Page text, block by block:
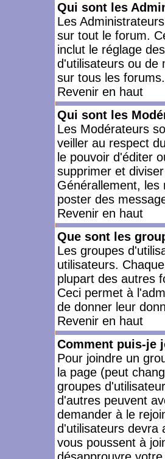
Qui sont les
Les
sur tout le forum.
inclut le réglage
d'utilisateurs ou de
sur tous les forums.
Revenir en haut
Qui sont les
Les Modérateurs
veiller au respect
le pouvoir d'éditer
supprimer et
Générallement,
poster des
Revenir en haut
Que sont les
Les groupes
utilisateurs.
plupart des autres
Ceci permet à
de donner leur
Revenir en haut
Comment puis-je
Pour joindre un
la page (peut
groupes
d'autres peuvent
demander à le
d'utilisateurs devra
vous poussent à